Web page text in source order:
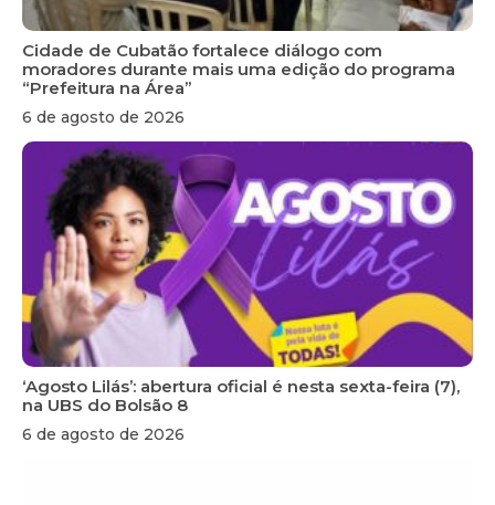
Cidade de Cubatão fortalece diálogo com
moradores durante mais uma edição do programa
“Prefeitura na Área”
6 de agosto de 2026
‘Agosto Lilás’: abertura oficial é nesta sexta-feira (7),
na UBS do Bolsão 8
6 de agosto de 2026